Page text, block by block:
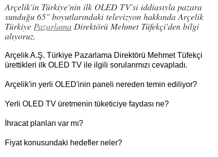
Arçelik'in Türkiye'nin ilk OLED TV'si iddiasıyla pazara
sunduğu 65" boyutlarındaki televizyon hakkında Arçelik
Türkiye Pazarlama Direktörü Mehmet Tüfekçi'den bilgi
alıyoruz.
Arçelik A.Ş. Türkiye Pazarlama Direktörü Mehmet Tüfekçi
ürettikleri ilk OLED TV ile ilgili sorularımızı cevapladı.
Arçelik'in yerli OLED'inin paneli nereden temin ediliyor?
Yerli OLED TV üretmenin tüketiciye faydası ne?
İhracat planları var mı?
Fiyat konusundaki hedefler neler?